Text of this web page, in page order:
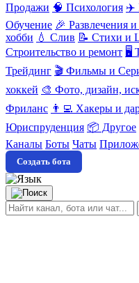
Продажи 🧠 Психология ✈️
Обучение 🎉 Развлечения
хобби 💧 Слив 📝 Стихи и
Строительство и ремонт 🖥️
Трейдинг 🎬 Фильмы и
хоккей 🎨 Фото, дизайн,
Фриланс 👨‍💻 Хакеры и
Юриспруденция 📦 Другое
Каналы Боты Чаты
Создать бота